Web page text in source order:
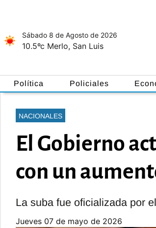
Sábado 8 de Agosto de 2026
10.5ºc Merlo, San Luis
Política Policiales
NACIONALES
El Gobierno
con un
La suba fue oficializada por
jueves 07 de mayo de 2026